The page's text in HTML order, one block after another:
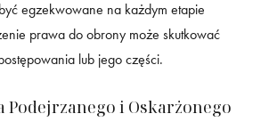
egzekwowane na każdym etapie
prawa do obrony może skutkować
lub jego części.
Podejrzanego i Oskarżonego